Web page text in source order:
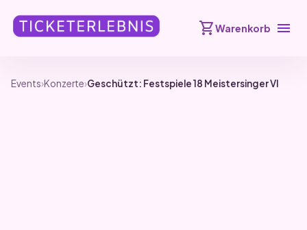
shopping_cartWarenkorb menu
Events›Konzerte›Geschützt: Festspiele 18 Meistersinger VI